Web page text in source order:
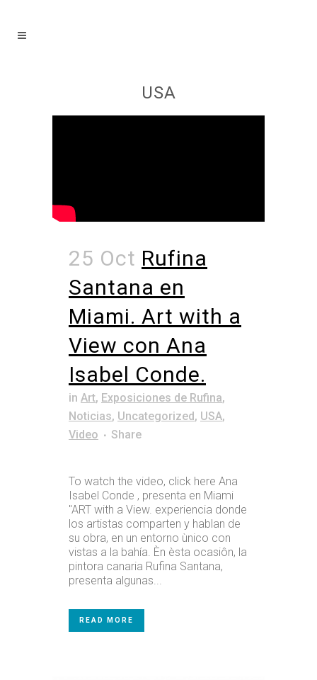
USA
25 Oct Rufina
Santana en
Miami. Art with a
View con Ana
Isabel Conde.
in Art, Exposiciones de Rufina,
Noticias, Uncategorized, USA,
Video
Share
To watch the video, click here Ana
Isabel Conde , presenta en Miami
"ART with a View. experiencia donde
los artistas comparten y hablan de
su obra, en un entorno ùnico con
vistas a la bahía. Èn èsta ocasiôn, la
pintora canaria Rufina Santana,
presenta algunas...
READ MORE